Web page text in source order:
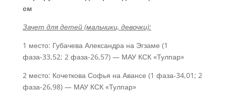
см
Зачет для детей (мальчики, девочки):
1 место: Губачева Александра на Эгзаме (1
фаза-33,52; 2 фаза-26,57) — МАУ КСК «Тулпар»
2 место: Кочеткова Софья на Авансе (1 фаза-34,01; 2
фаза-26,98) — МАУ КСК «Тулпар»